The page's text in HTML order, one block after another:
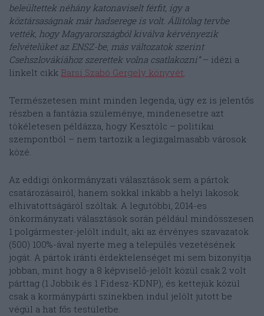
beleültettek néhány katonaviselt férfit, így a
köztársaságnak már hadserege is volt. Állítólag tervbe
vették, hogy Magyarországból kiválva kérvényezik
felvételüket az ENSZ-be, más változatok szerint
Csehszlovákiához szerettek volna csatlakozni”– idézi a
linkelt cikk Barsi Szabó Gergely könyvét.
Természetesen mint minden legenda, úgy ez is jelentős
részben a fantázia szüleménye, mindenesetre azt
tökéletesen példázza, hogy Kesztölc – politikai
szempontból – nem tartozik a legizgalmasabb városok
közé.
Az eddigi önkormányzati választások sem a pártok
csatározásairól, hanem sokkal inkább a helyi lakosok
elhivatottságáról szóltak. A legutóbbi, 2014-es
önkormányzati választások során például mindösszesen
1 polgármester-jelölt indult, aki az érvényes szavazatok
(500) 100%-ával nyerte meg a település vezetésének
jogát. A pártok iránti érdektelenséget mi sem bizonyítja
jobban, mint hogy a 8 képviselő-jelölt közül csak 2 volt
párttag (1 Jobbik és 1 Fidesz-KDNP), és kettejük közül
csak a kormánypárti színekben indul jelölt jutott be
végül a hat fős testületbe.